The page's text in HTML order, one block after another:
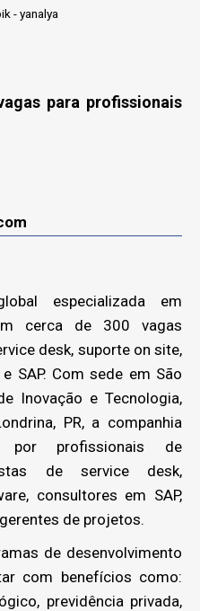
- yanalya
para profissionais
especializada em
cerca de 300 vagas
desk, suporte on site,
SAP. Com sede em São
Inovação e Tecnologia,
PR, a companhia
por profissionais de
de service desk,
consultores em SAP,
de projetos.
de desenvolvimento
com benefícios como:
previdência privada,